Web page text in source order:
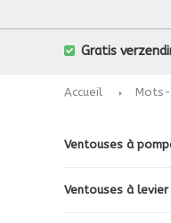
Gratis
Accueil
Ventouses à
Ventouses à levier